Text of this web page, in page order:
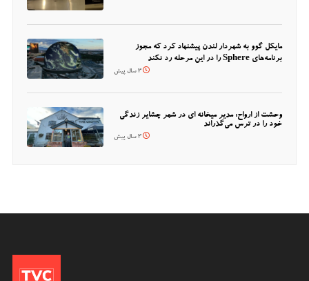
مایکل گوو به شهردار لندن پیشنهاد کرد که مجوز
برنامه‌های Sphere را در این مرحله رد نکند
3 سال پیش
وحشت از ارواح: مدیر میخانه ای در شهر چشایر زندگی
خود را در ترس می‌گذراند
3 سال پیش